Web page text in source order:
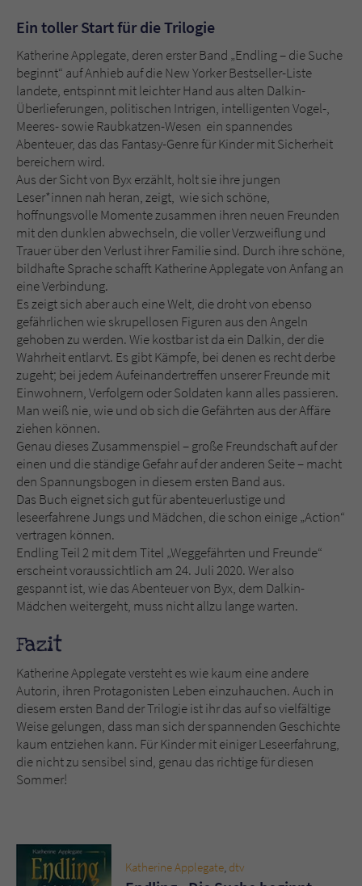
Ein toller Start für die Trilogie
Katherine Applegate, deren erster Band „Endling – die Suche
beginnt“ auf Anhieb auf die New Yorker Bestseller-Liste
landete, entspinnt mit leichter Hand aus alten Dalkin-
Überlieferungen, politischen Intrigen, intelligenten Vogel-,
Meeres- sowie Raubkatzen-Wesen ein spannendes
Abenteuer, das das Fantasy-Genre für Kinder mit Sicherheit
bereichern wird.
Aus der Sicht von Byx erzählt, holt sie ihre jungen
Leser*innen nah heran, zeigt, wie sich schöne,
hoffnungsvolle Momente zusammen ihren neuen Freunden
mit den dunklen abwechseln, die voller Verzweiflung und
Trauer über den Verlust ihrer Familie sind. Durch ihre schöne,
bildhafte Sprache schafft Katherine Applegate von Anfang an
eine Verbindung.
Es zeigt sich aber auch eine Welt, die droht von ebenso
gefährlichen wie skrupellosen Figuren aus den Angeln
gehoben zu werden. Wie kostbar ist da ein Dalkin, der die
Wahrheit entlarvt. Es gibt Kämpfe, bei denen es recht derbe
zugeht; bei jedem Aufeinandertreffen unserer Freunde mit
Einwohnern, Verfolgern oder Soldaten kann alles passieren.
Man weiß nie, wie und ob sich die Gefährten aus der Affäre
ziehen können.
Genau dieses Zusammenspiel – große Freundschaft auf der
einen und die ständige Gefahr auf der anderen Seite – macht
den Spannungsbogen in diesem ersten Band aus.
Das Buch eignet sich gut für abenteuerlustige und
leseerfahrene Jungs und Mädchen, die schon einige „Action“
vertragen können.
Endling Teil 2 mit dem Titel „Weggefährten und Freunde“
erscheint voraussichtlich am 24. Juli 2020. Wer also
gespannt ist, wie das Abenteuer von Byx, dem Dalkin-
Mädchen weitergeht, muss nicht allzu lange warten.
Fazit
Katherine Applegate versteht es wie kaum eine andere
Autorin, ihren Protagonisten Leben einzuhauchen. Auch in
diesem ersten Band der Trilogie ist ihr das auf so vielfältige
Weise gelungen, dass man sich der spannenden Geschichte
kaum entziehen kann. Für Kinder mit einiger Leseerfahrung,
die nicht zu sensibel sind, genau das richtige für diesen
Sommer!
Katherine Applegate, dtv